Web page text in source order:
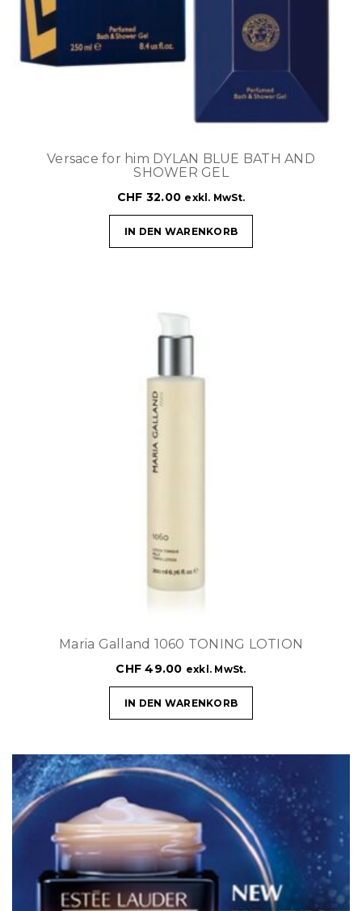
Versace for him DYLAN BLUE BATH AND
SHOWER GEL
CHF 32.00 exkl. MwSt.
IN DEN WARENKORB
Maria Galland 1060 TONING LOTION
CHF 49.00 exkl. MwSt.
IN DEN WARENKORB